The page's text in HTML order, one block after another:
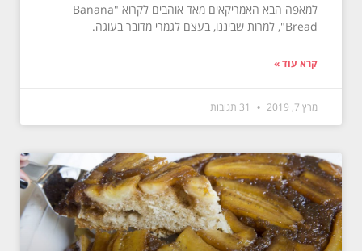
למאפה הבא האמריקאים מאד אוהבים לקרוא "Banana
Bread", למרות שביננו, בעצם לגמרי מדובר בעוגה.
קרא עוד »
מרץ 7, 2019